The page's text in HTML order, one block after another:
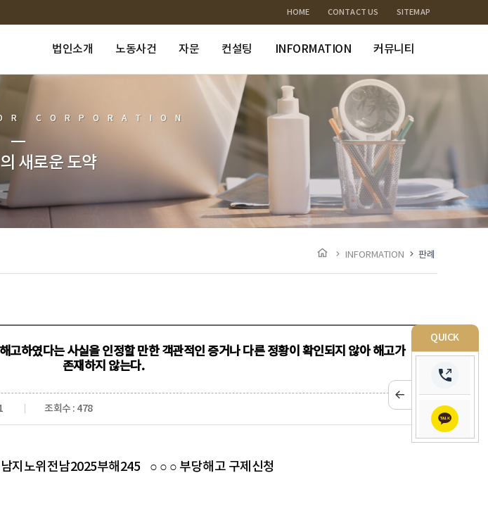
QUICK
HOME CONTACT US SITEMAP
법인소개 노동사건 자문 컨설팅 INFORMATION 커뮤니티
CORPORATION
새로운 도약
INFORMATION 판례
고하였다는 사실을 인정할 만한 객관적인 증거나 다른 정황이 확인되지 않아 해고가
존재하지 않는다.
조회수 : 478
노위전남2025부해245 ○ ○ ○ 부당해고 구제신청